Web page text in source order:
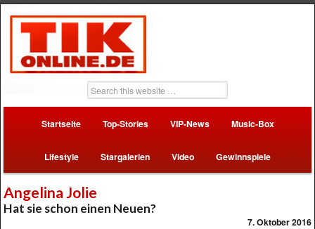
Startseite Top-Stories VIP-News Music-Box
Lifestyle Stargalerien Video Gewinnspiele
Angelina Jolie
Hat sie schon einen Neuen?
7. Oktober 2016